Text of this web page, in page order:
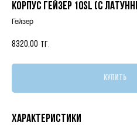
Корпус Гейзер 10SL (с
Гейзер
8320,00 тг.
Купить
Характеристики